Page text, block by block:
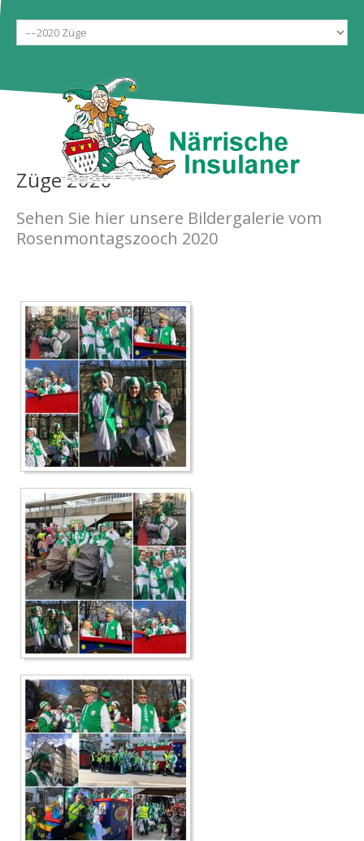
Start
Galerien
Ehrentanzgarde
Aktuelles
Tickets
Kontakt
Züge 2020
Sehen Sie hier unsere Bildergalerie vom
Rosenmontagszooch 2020